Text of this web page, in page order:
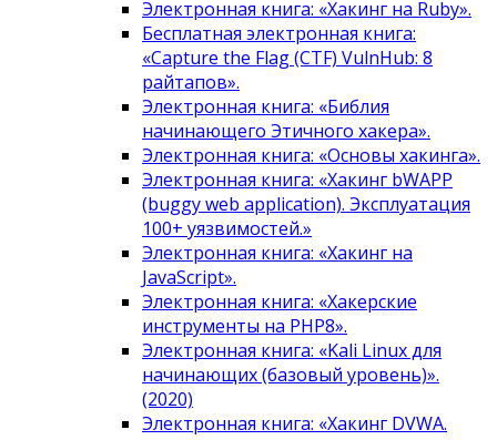
Электронная книга: «Хакинг на Ruby».
Бесплатная электронная книга:
«Capture the Flag (CTF) VulnHub: 8
райтапов».
Электронная книга: «Библия
начинающего Этичного хакера».
Электронная книга: «Основы хакинга».
Электронная книга: «Хакинг bWAPP
(buggy web application). Эксплуатация
100+ уязвимостей.»
Электронная книга: «Хакинг на
JavaScript».
Электронная книга: «Хакерские
инструменты на PHP8».
Электронная книга: «Kali Linux для
начинающих (базовый уровень)».
(2020)
Электронная книга: «Хакинг DVWA.